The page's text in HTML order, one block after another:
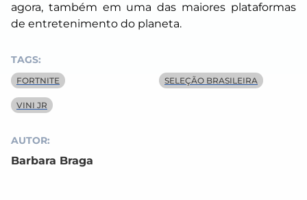
agora, também em uma das maiores plataformas
de entretenimento do planeta.
TAGS:
FORTNITE SELEÇÃO BRASILEIRA
VINI JR
AUTOR:
Barbara Braga